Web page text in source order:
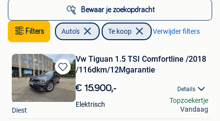
Bewaar je zoekopdracht
Filters Auto's Te koop Verwijder filters
Bewaren
in
Mijn
Favorieten
Vw Tiguan 1.5 TSI Comfortline /2018
/116dkm/12Mgarantie
€ 15.900,- Details
Elektrisch
Ozn
Diest
Topzoekertje
Vandaag